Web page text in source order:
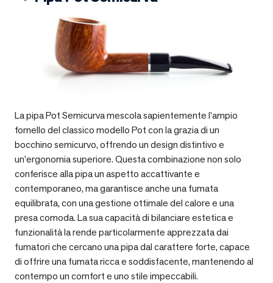
La pipa Pot Semicurva mescola sapientemente l’ampio
fornello del classico modello Pot con la grazia di un
bocchino semicurvo, offrendo un design distintivo e
un’ergonomia superiore. Questa combinazione non solo
conferisce alla pipa un aspetto accattivante e
contemporaneo, ma garantisce anche una fumata
equilibrata, con una gestione ottimale del calore e una
presa comoda. La sua capacità di bilanciare estetica e
funzionalità la rende particolarmente apprezzata dai
fumatori che cercano una pipa dal carattere forte, capace
di offrire una fumata ricca e soddisfacente, mantenendo al
contempo un comfort e uno stile impeccabili.